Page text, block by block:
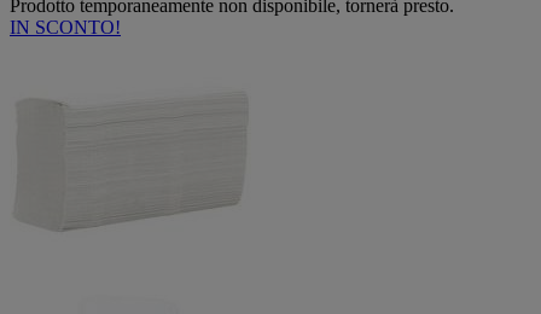
Prodotto temporaneamente non disponibile, tornerà presto.
IN SCONTO!